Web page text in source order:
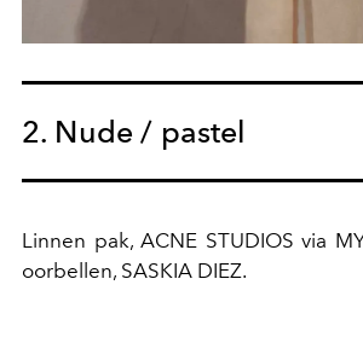
2. Nude / pastel
Linnen pak, ACNE STUDIOS via
oorbellen, SASKIA DIEZ.